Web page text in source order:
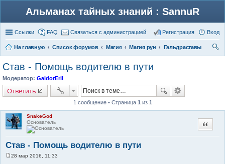
Альманах тайных знаний : SannuR
Ссылки FAQ Связаться с администрацией Вход
Регистрация
На главную Список форумов Магия Магия рун
Гальдраставы
Став - Помощь водителю в пути
Модератор: GaldorEril
Ответить
1 сообщение • Страница 1 из 1
SnakeGod
Основатель
Став - Помощь водителю в пути
Цитата
28 мар 2016, 11:33